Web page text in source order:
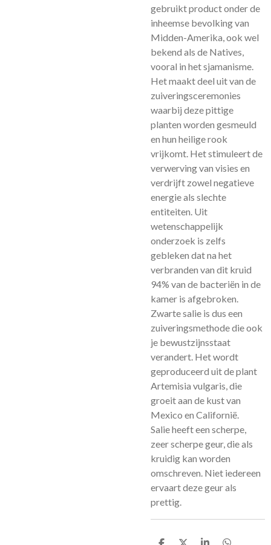
gebruikt product onder de
inheemse bevolking van
Midden-Amerika, ook wel
bekend als de Natives,
vooral in het sjamanisme.
Het maakt deel uit van de
zuiveringsceremonies
waarbij deze pittige
planten worden gesmeuld
en hun heilige rook
vrijkomt. Het stimuleert de
verwerving van visies en
verdrijft zowel negatieve
energie als slechte
entiteiten. Uit
wetenschappelijk
onderzoek is zelfs
gebleken dat na het
verbranden van dit kruid
94% van de bacteriën in de
kamer is afgebroken.
Zwarte salie is dus een
zuiveringsmethode die ook
je bewustzijnsstaat
verandert. Het wordt
geproduceerd uit de plant
Artemisia vulgaris, die
groeit aan de kust van
Mexico en Californië.
Salie heeft een scherpe,
zeer scherpe geur, die als
kruidig ​​kan worden
omschreven. Niet iedereen
ervaart deze geur als
prettig.